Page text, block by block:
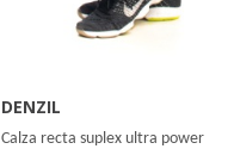
DENZIL
Calza recta suplex ultra power